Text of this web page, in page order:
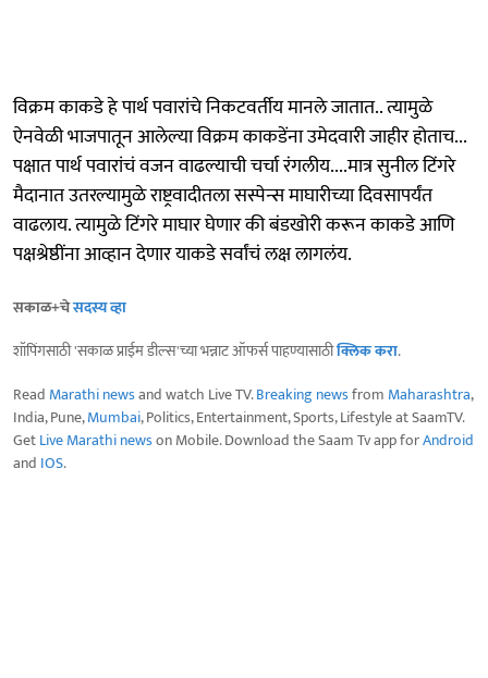
विक्रम काकडे हे पार्थ पवारांचे निकटवर्तीय मानले जातात.. त्यामुळे
ऐनवेळी भाजपातून आलेल्या विक्रम काकडेंना उमेदवारी जाहीर होताच...
पक्षात पार्थ पवारांचं वजन वाढल्याची चर्चा रंगलीय....मात्र सुनील टिंगरे
मैदानात उतरल्यामुळे राष्ट्रवादीतला सस्पेन्स माघारीच्या दिवसापर्यंत
वाढलाय. त्यामुळे टिंगरे माघार घेणार की बंडखोरी करून काकडे आणि
पक्षश्रेष्ठींना आव्हान देणार याकडे सर्वांचं लक्ष लागलंय.
सकाळ+चेसदस्य व्हा
शॉपिंगसाठी 'सकाळ प्राईम डील्स'च्या भन्नाट ऑफर्स पाहण्यासाठीक्लिक करा.
Read Marathi newsand watch Live TV.Breaking newsfrom Maharashtra,
India, Pune,Mumbai, Politics, Entertainment, Sports, Lifestyle at SaamTV.
GetLive Marathi newson Mobile. Download the Saam Tv app forAndroid
and IOS.